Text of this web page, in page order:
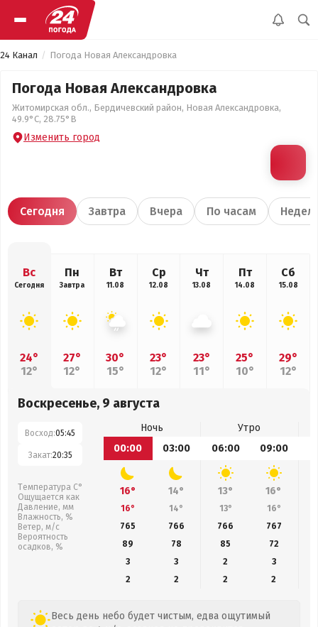
24 Канал Погода Новая Александровка
Погода Новая Александровка
Житомирская обл., Бердичевский район, Новая Александровка,
49.9°С, 28.75°В
Изменить город
Сегодня Завтра Вчера По часам
Вс
Сегодня
24°
12°
Пн
Завтра
27°
12°
Вт
11.08
30°
15°
Ср
12.08
23°
12°
Чт
13.08
23°
11°
Пт
14.08
25°
10°
Сб
15.08
29°
12°
Воскресенье, 9 августа
Восход:05:45
Закат:20:35
Температура С°
Ощущается как
Давление, мм
Влажность, %
Ветер, м/с
Вероятность
осадков, %
Ночь
Утро
00:00
03:00 06:00 09:00
16° 14° 13° 16°
16° 14° 13° 16°
765
766 766 767
89
78 85
72
3
3 2
3
2
2 2 2
Весь день небо будет чистым, едва ощутимый